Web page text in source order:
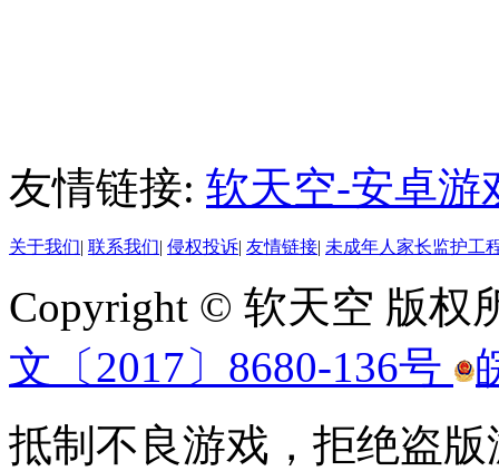
友情链接: 软天空-安卓游
关于我们| 联系我们| 侵权投诉| 友情链接| 未成年人家长监护工
Copyright © 软天空 版权
文〔2017〕8680-136号
抵制不良游戏，拒绝盗